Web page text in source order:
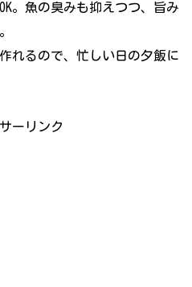
。魚の臭みも抑えつつ、旨み
れるので、忙しい日の夕飯に
ーリンク